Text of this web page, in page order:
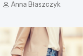
Anna Błaszczyk